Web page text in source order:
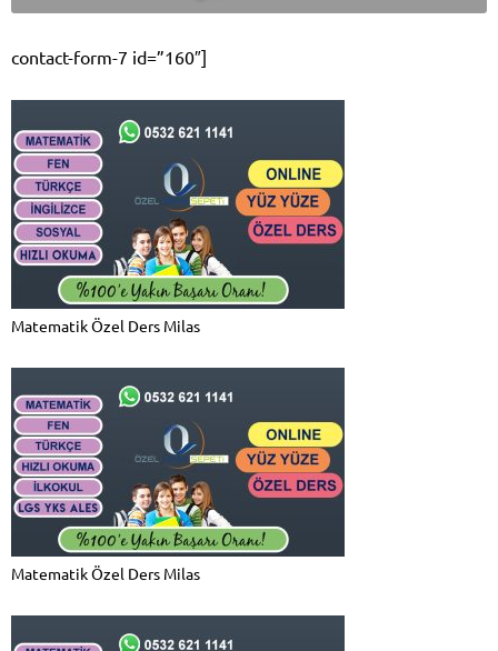
contact-form-7 id=”160″]
Matematik Özel Ders Milas
Matematik Özel Ders Milas